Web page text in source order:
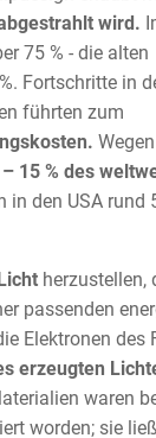
wird.
75 % - die alten
Fortschritte in
führten zum
15 % des
in den USA rund
herzustellen,
passenden
Elektronen
erzeugten
waren
worden; sie